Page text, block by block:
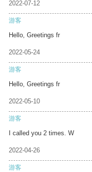
2022-07-12
游客
Hello, Greetings fr
2022-05-24
游客
Hello, Greetings fr
2022-05-10
游客
I called you 2 times. W
2022-04-26
游客